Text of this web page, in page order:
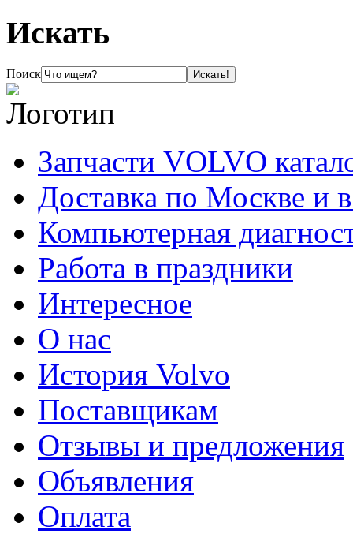
Искать
Поиск
Запчасти VOLVO
Доставка по Москве и
Компьютерная
Работа в праздники
Интересное
О нас
История Volvo
Поставщикам
Отзывы и предложения
Объявления
Оплата